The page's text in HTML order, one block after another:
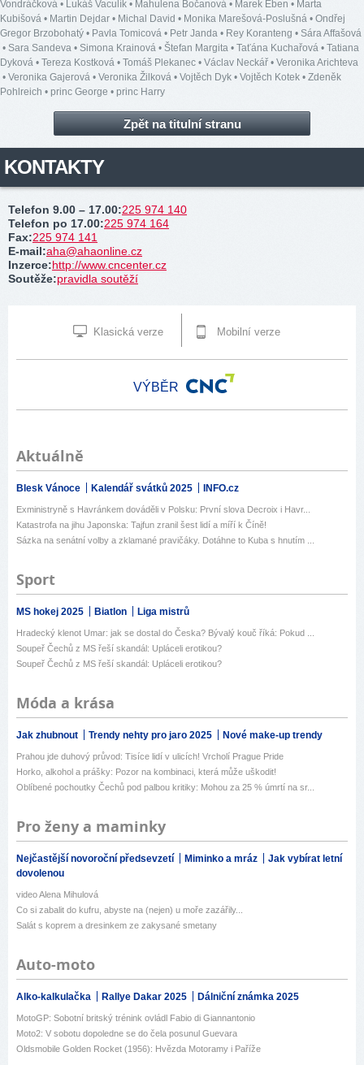
Vondráčková • Lukáš Vaculík • Mahulena Bočanová • Marek Eben • Marta
Kubišová • Martin Dejdar • Michal David • Monika Marešová-Poslušná • Ondřej
Gregor Brzobohatý • Pavla Tomicová • Petr Janda • Rey Koranteng • Sára Affašová
• Sara Sandeva • Simona Krainová • Štefan Margita • Taťána Kuchařová • Tatiana
Dyková • Tereza Kostková • Tomáš Plekanec • Václav Neckář • Veronika Arichteva
• Veronika Gajerová • Veronika Žilková • Vojtěch Dyk • Vojtěch Kotek • Zdeněk
Pohlreich • princ George • princ Harry
Zpět na titulní stranu
KONTAKTY
Telefon 9.00 – 17.00:225 974 140
Telefon po 17.00:225 974 164
Fax:225 974 141
E-mail:aha@ahaonline.cz
Inzerce:http://www.cncenter.cz
Soutěže:pravidla soutěží
Klasická verze Mobilní verze
VÝBĚR
Aktuálně
Blesk Vánoce Kalendář svátků 2025 INFO.cz
Exministryně s Havránkem dováděli v Polsku: První slova Decroix i Havr...
Katastrofa na jihu Japonska: Tajfun zranil šest lidí a míří k Číně!
Sázka na senátní volby a zklamané pravičáky. Dotáhne to Kuba s hnutím ...
Sport
MS hokej 2025 Biatlon Liga mistrů
Hradecký klenot Umar: jak se dostal do Česka? Bývalý kouč říká: Pokud ...
Soupeř Čechů z MS řeší skandál: Upláceli erotikou?
Soupeř Čechů z MS řeší skandál: Upláceli erotikou?
Móda a krása
Jak zhubnout Trendy nehty pro jaro 2025 Nové make-up trendy
Prahou jde duhový průvod: Tisíce lidí v ulicích! Vrcholí Prague Pride
Horko, alkohol a prášky: Pozor na kombinaci, která může uškodit!
Oblíbené pochoutky Čechů pod palbou kritiky: Mohou za 25 % úmrtí na sr...
Pro ženy a maminky
Nejčastější novoroční předsevzetí Miminko a mráz
Jak vybírat letní
dovolenou
video Alena Mihulová
Co si zabalit do kufru, abyste na (nejen) u moře zazářily...
Salát s koprem a dresinkem ze zakysané smetany
Auto-moto
Alko-kalkulačka Rallye Dakar 2025 Dálniční známka 2025
MotoGP: Sobotní britský trénink ovládl Fabio di Giannantonio
Moto2: V sobotu dopoledne se do čela posunul Guevara
Oldsmobile Golden Rocket (1956): Hvězda Motoramy i Paříže